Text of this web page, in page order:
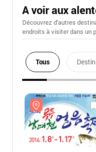
A voir aux
Découvrez d'autres
endroits à visiter dans un
Tous